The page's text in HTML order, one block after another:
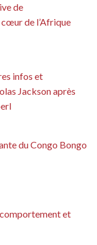
de
de l’Afrique
infos et
Jackson après
du Congo Bongo
et